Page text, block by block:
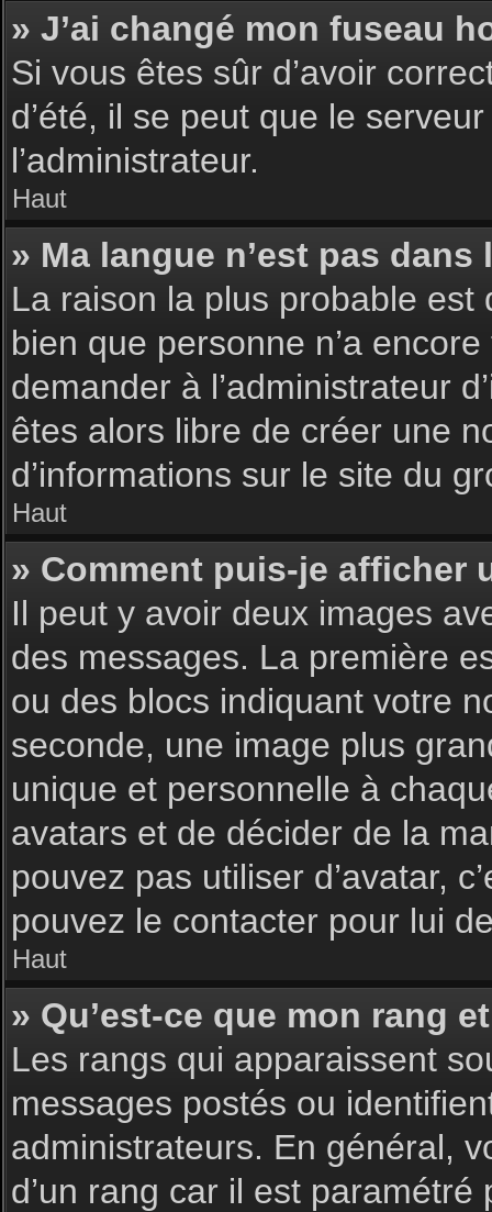
» J’ai changé mon fuseau
Si vous êtes sûr d’avoir
d’été, il se peut que le
l’administrateur.
Haut
» Ma langue n’est pas dans
La raison la plus probable est
bien que personne n’a
demander à l’administrateur
êtes alors libre de créer une
d’informations sur le site du
Haut
» Comment puis-je afficher
Il peut y avoir deux images
des messages. La première
ou des blocs indiquant votre
seconde, une image plus
unique et personnelle à
avatars et de décider de la
pouvez pas utiliser d’avatar,
pouvez le contacter pour lui
Haut
» Qu’est-ce que mon rang
Les rangs qui apparaissent
messages postés ou
administrateurs. En général,
d’un rang car il est